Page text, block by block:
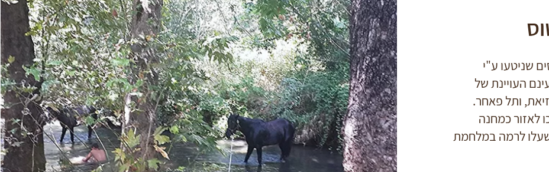
שניטעו ע"י
העויינת של
ותל פאחר.
לאזור כמחנה
שעלו לרמה במלחמת